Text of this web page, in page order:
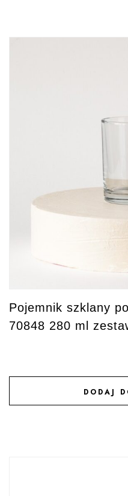
Pojemnik szklany
70848 280 ml
DODAJ
DODAJ